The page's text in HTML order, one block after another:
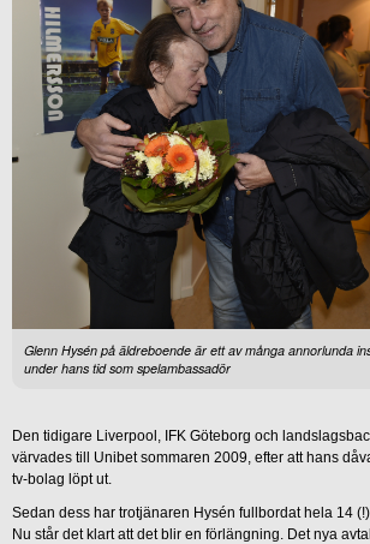
Glenn Hysén på äldreboende är ett av många annorlunda
under hans tid som spelambassadör
Den tidigare Liverpool, IFK Göteborg och
värvades till Unibet sommaren 2009, efter att hans
tv-bolag löpt ut.
Sedan dess har trotjänaren Hysén fullbordat hela 14
Nu står det klart att det blir en förlängning. Det nya